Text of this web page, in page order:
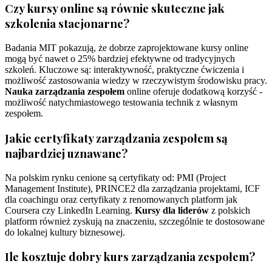
Czy kursy online są równie skuteczne jak
szkolenia stacjonarne?
Badania MIT pokazują, że dobrze zaprojektowane kursy online
mogą być nawet o 25% bardziej efektywne od tradycyjnych
szkoleń. Kluczowe są: interaktywność, praktyczne ćwiczenia i
możliwość zastosowania wiedzy w rzeczywistym środowisku pracy.
Nauka zarządzania zespołem online oferuje dodatkową korzyść -
możliwość natychmiastowego testowania technik z własnym
zespołem.
Jakie certyfikaty zarządzania zespołem są
najbardziej uznawane?
Na polskim rynku cenione są certyfikaty od: PMI (Project
Management Institute), PRINCE2 dla zarządzania projektami, ICF
dla coachingu oraz certyfikaty z renomowanych platform jak
Coursera czy LinkedIn Learning. Kursy dla liderów z polskich
platform również zyskują na znaczeniu, szczególnie te dostosowane
do lokalnej kultury biznesowej.
Ile kosztuje dobry kurs zarządzania zespołem?